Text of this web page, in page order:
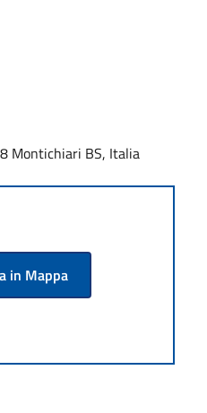
Montichiari BS, Italia
in Mappa